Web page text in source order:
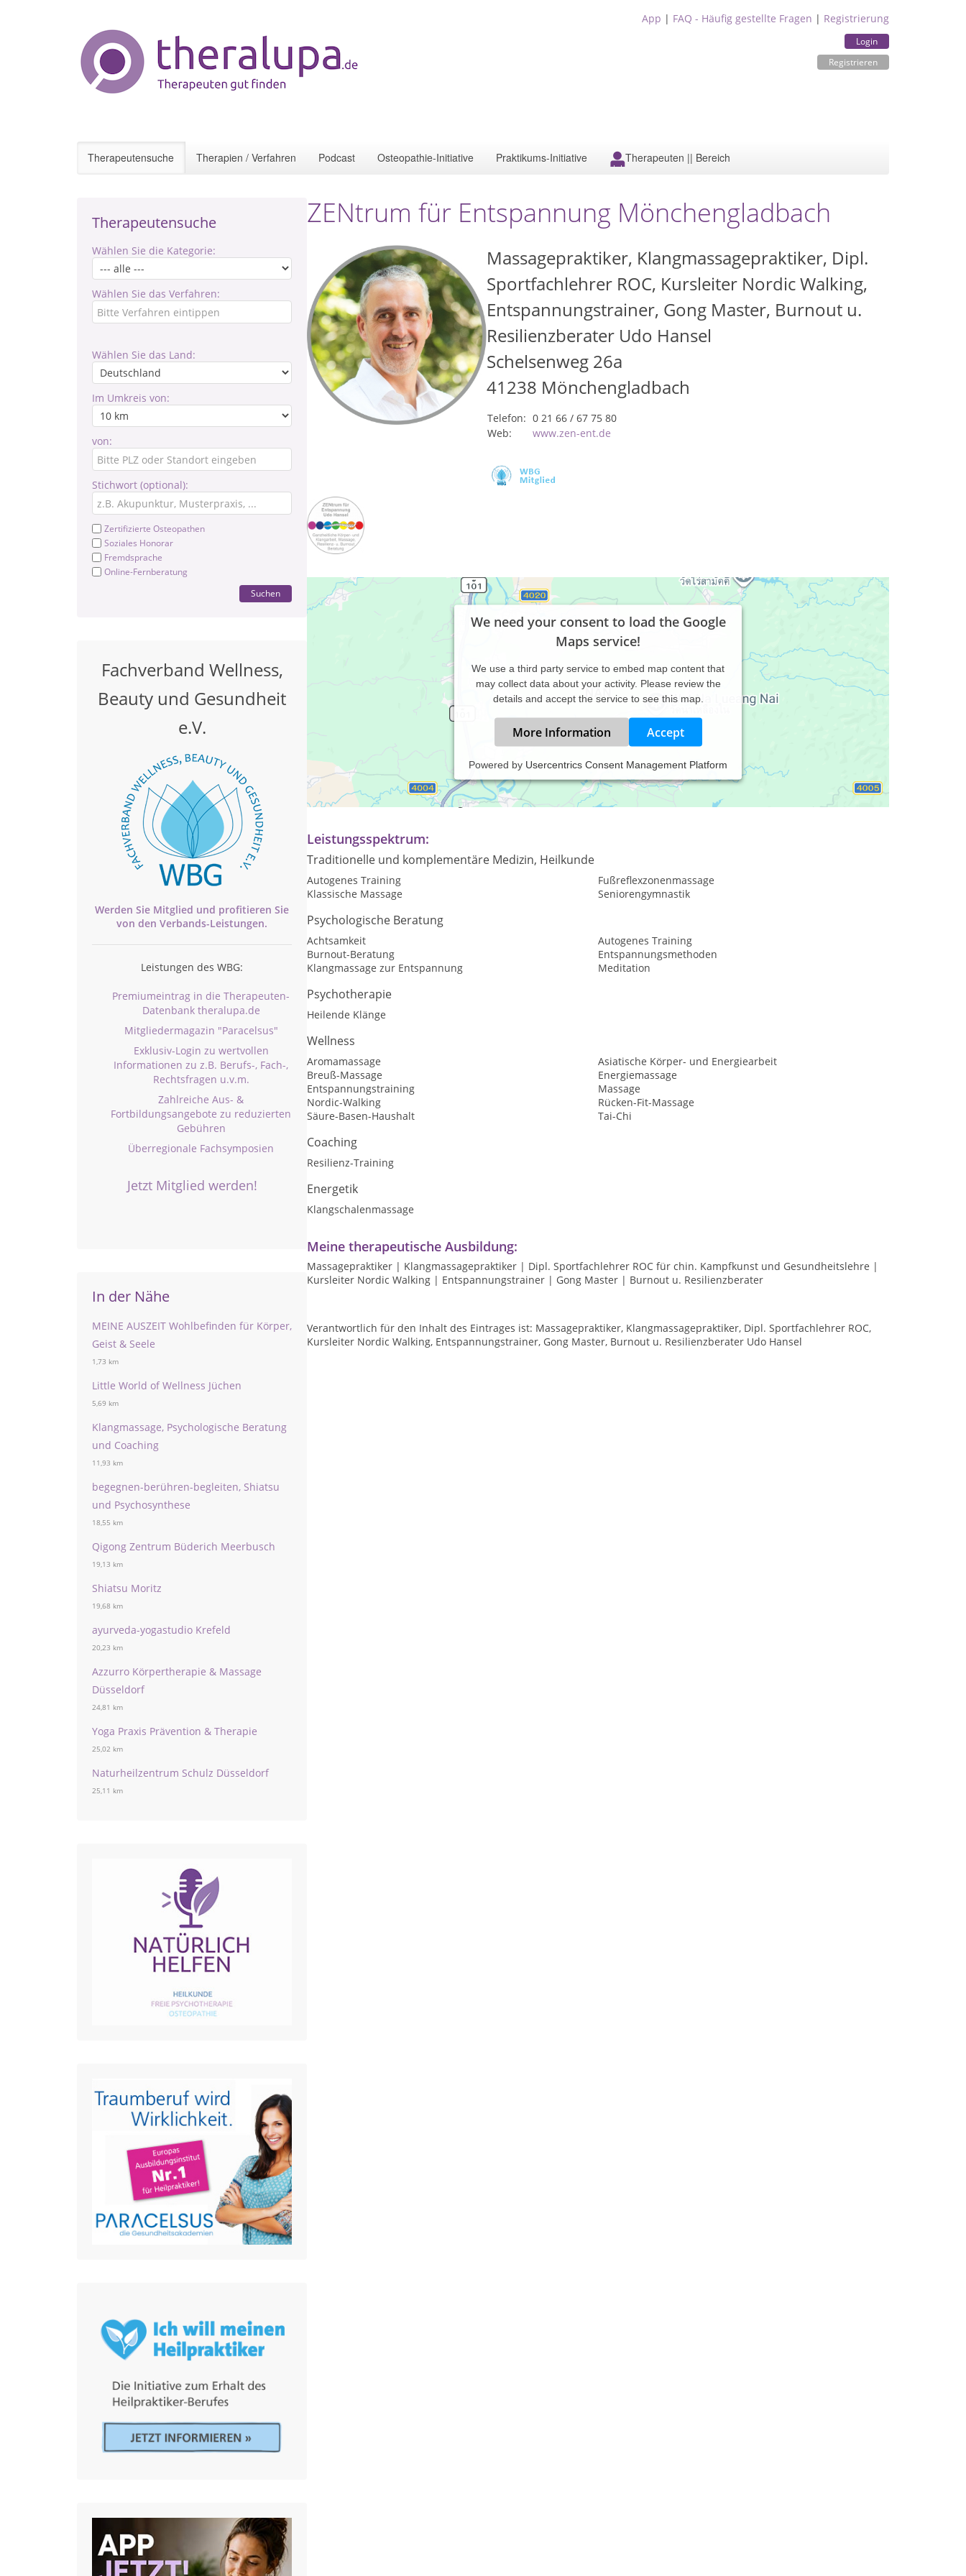
App | FAQ - Häufig gestellte Fragen | Registrierung
Login
Registrieren
Therapeutensuche Therapien / Verfahren Podcast Osteopathie-Initiative Praktikums-Initiative Therapeuten || Bereich
Therapeutensuche
Wählen Sie die Kategorie:
Wählen Sie das Verfahren:
Wählen Sie das Land:
Im Umkreis von:
von:
Stichwort (optional):
Zertifizierte Osteopathen
Soziales Honorar
Fremdsprache
Online-Fernberatung
Suchen
Fachverband Wellness,
Beauty und Gesundheit
e.V.
Werden Sie Mitglied und profitieren Sie
von den Verbands-Leistungen.
Leistungen des WBG:
Premiumeintrag in die Therapeuten-
Datenbank theralupa.de
Mitgliedermagazin "Paracelsus"
Exklusiv-Login zu wertvollen
Informationen zu z.B. Berufs-, Fach-,
Rechtsfragen u.v.m.
Zahlreiche Aus- &
Fortbildungsangebote zu reduzierten
Gebühren
Überregionale Fachsymposien
Jetzt Mitglied werden!
In der Nähe
MEINE AUSZEIT Wohlbefinden für Körper,
Geist & Seele
1,73 km
Little World of Wellness Jüchen
5,69 km
Klangmassage, Psychologische Beratung
und Coaching
11,93 km
begegnen-berühren-begleiten, Shiatsu
und Psychosynthese
18,55 km
Qigong Zentrum Büderich Meerbusch
19,13 km
Shiatsu Moritz
19,68 km
ayurveda-yogastudio Krefeld
20,23 km
Azzurro Körpertherapie & Massage
Düsseldorf
24,81 km
Yoga Praxis Prävention & Therapie
25,02 km
Naturheilzentrum Schulz Düsseldorf
25,11 km
ZENtrum für Entspannung Mönchengladbach
Massagepraktiker, Klangmassagepraktiker, Dipl.
Sportfachlehrer ROC, Kursleiter Nordic Walking,
Entspannungstrainer, Gong Master, Burnout u.
Resilienzberater Udo Hansel
Schelsenweg 26a
41238 Mönchengladbach
Telefon: 0 21 66 / 67 75 80
Web:
www.zen-ent.de
We need your consent to load the Google
Maps service!
We use a third party service to embed map content that
may collect data about your activity. Please review the
details and accept the service to see this map.
More Information Accept
Powered by Usercentrics Consent Management Platform
Praxiszeiten:
Termine nur nach Vereinbarung
Leistungsspektrum:
Traditionelle und komplementäre Medizin, Heilkunde
Autogenes Training
Fußreflexzonenmassage
Klassische Massage
Seniorengymnastik
Psychologische Beratung
Achtsamkeit
Autogenes Training
Burnout-Beratung
Entspannungsmethoden
Klangmassage zur Entspannung
Meditation
Psychotherapie
Heilende Klänge
Wellness
Aromamassage
Asiatische Körper- und Energiearbeit
Breuß-Massage
Energiemassage
Entspannungstraining
Massage
Nordic-Walking
Rücken-Fit-Massage
Säure-Basen-Haushalt
Tai-Chi
Coaching
Resilienz-Training
Energetik
Klangschalenmassage
Meine therapeutische Ausbildung:
Massagepraktiker | Klangmassagepraktiker | Dipl. Sportfachlehrer ROC für chin. Kampfkunst und Gesundheitslehre |
Kursleiter Nordic Walking | Entspannungstrainer | Gong Master | Burnout u. Resilienzberater
Verantwortlich für den Inhalt des Eintrages ist: Massagepraktiker, Klangmassagepraktiker, Dipl. Sportfachlehrer ROC,
Kursleiter Nordic Walking, Entspannungstrainer, Gong Master, Burnout u. Resilienzberater Udo Hansel